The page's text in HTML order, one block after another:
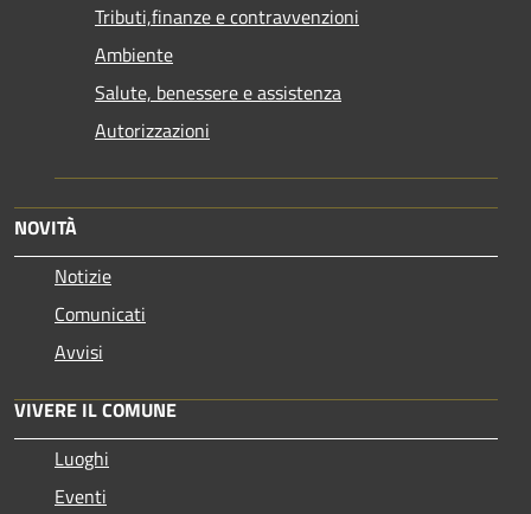
Tributi,finanze e contravvenzioni
Ambiente
Salute, benessere e assistenza
Autorizzazioni
NOVITÀ
Notizie
Comunicati
Avvisi
VIVERE IL COMUNE
Luoghi
Eventi